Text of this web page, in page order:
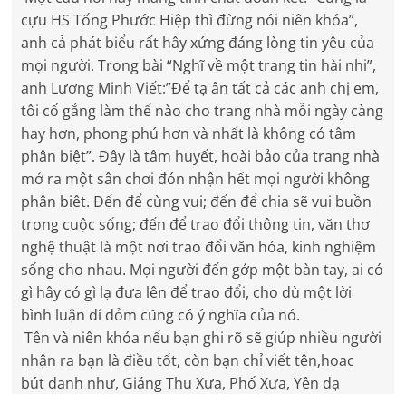
cựu HS Tống Phước Hiệp thì đừng nói niên khóa”,
anh cả phát biểu rất hây xứng đáng lòng tin yêu của
mọi người. Trong bài “Nghĩ về một trang tin hài nhi”,
anh Lương Minh Viết:”Để tạ ân tất cả các anh chị em,
tôi cố gắng làm thế nào cho trang nhà mỗi ngày càng
hay hơn, phong phú hơn và nhất là không có tâm
phân biệt”. Đây là tâm huyết, hoài bảo của trang nhà
mở ra một sân chơi đón nhận hết mọi người không
phân biêt. Đến để cùng vui; đến để chia sẽ vui buồn
trong cuộc sống; đến để trao đổi thông tin, văn thơ
nghệ thuật là một nơi trao đổi văn hóa, kinh nghiệm
sống cho nhau. Mọi người đến gớp một bàn tay, ai có
gì hây có gì lạ đưa lên để trao đổi, cho dù một lời
bình luận dí dỏm cũng có ý nghĩa của nó.
Tên và niên khóa nếu bạn ghi rõ sẽ giúp nhiều người
nhận ra bạn là điều tốt, còn bạn chỉ viết tên,hoac
bút danh như, Giáng Thu Xưa, Phố Xưa, Yên dạ